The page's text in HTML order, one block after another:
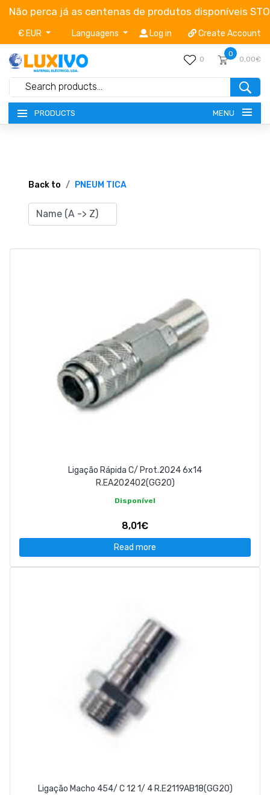
Não perca já as centenas de produtos disponíveis
€ EUR Languagens Log in Create Account
0
0
0,00€
PRODUCTS MENU
TERMS OF SERVICE
CATALOGUES
geral@luxivo.pt
Back to PNEUM TICA
Ligação Rápida C/ Prot.2024 6x14
R.EA202402(GG20)
Disponível
8,01€
Read more
Ligação Macho 454/ C 12 1/ 4 R.E2119AB18(GG20)